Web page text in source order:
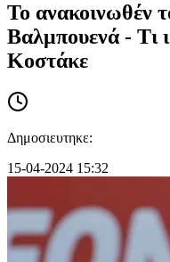
To ανακοινωθέν
Βαλμπουενά - Τι
Κοστάκε
Δημοσιευτηκε:
15-04-2024 15:32